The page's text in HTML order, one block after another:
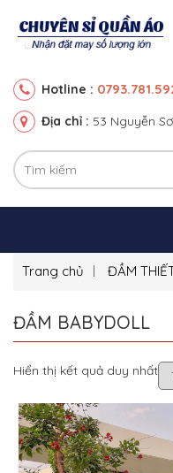
Hotline :
Địa chỉ : 53 Nguyễn
Trang chủ ĐẦM
ĐẦM BABYDOLL
Hiển thị kết quả duy nhất